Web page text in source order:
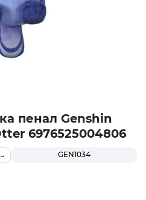
пенал Genshin
6976525004806
GEN1034